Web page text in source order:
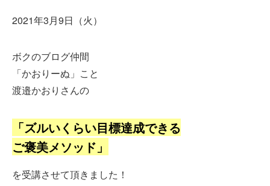
2021年3月9日（火）
ボクのブログ仲間
「かおりーぬ」こと
渡邉かおりさんの
「ズルいくらい目標達成できる
ご褒美メソッド」
を受講させて頂きました！